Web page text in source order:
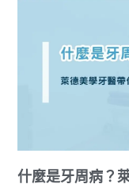
什麼是牙周病？